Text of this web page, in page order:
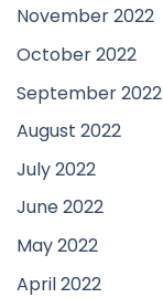
November 2022
October 2022
September 2022
August 2022
July 2022
June 2022
May 2022
April 2022